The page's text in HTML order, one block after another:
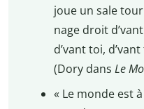
joue un sale
nage droit
d’vant toi,
(Dory dans Le
« Le monde est